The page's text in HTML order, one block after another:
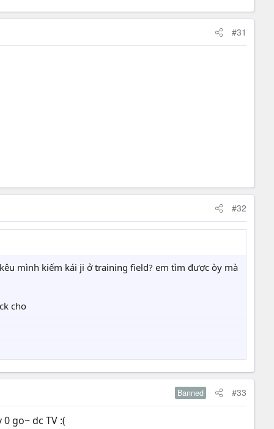
#31
#32
mình kiếm kái ji ở training field? em tìm được òy mà
cho
Banned #33
0 go~ dc TV :(